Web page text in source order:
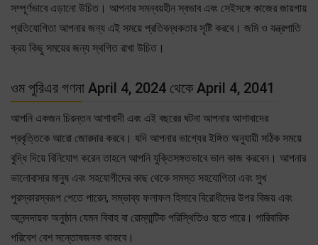
সম্পূর্ণভাবে এড়ানো উচিত। আপনার সমন্বয়হীন স্বভাব এবং সেইসঙ্গে কাজের জায়গায়
প্রতিযোগিতা আপনার জন্য এই সময়ে প্রতিবন্ধকতার সৃষ্টি করবে। জমি ও যন্ত্রপাতি
ক্রয় কিছু সময়ের জন্য স্থগিত রাখা উচিত।
ওম পুরিএর গণনা April 4, 2024 থেকে April 4, 2041
আপনি একজন চিরন্তন আশাবাদী এবং এই বছরের ঘটনা আপনার আশাবাদের
প্রবৃত্তিকে আরো জোরদার করবে। যদি আপনার ভাগ্যের ইঙ্গিত অনুযায়ী সঠিক সময়ে
বুদ্ধি দিয়ে বিনিযোগ করেন তাহলে আপনি যুক্তিসঙ্গতভাবে ভাল কাজ করবেন। আপনার
ভালোবাসার মানুষ এবং সহযোগীদের কাছ থেকে সমস্ত সহযোগিতা এবং সুখ
পুরস্কারস্বরূপ পেতে পারেন, সম্ভাব্য ফলাফল হিসাবে বিরোধীদের উপর বিজয় এবং
আনন্দদায়ক অনুষ্ঠান যেমন বিবাহ বা রোম্যান্টিক পরিস্থিতিও হতে পারে। পারিবারিক
পরিবেশ বেশ সন্তোষজনক থাকবে।